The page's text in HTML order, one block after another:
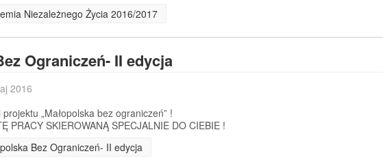
Niezależnego Życia 2016/2017
Ograniczeń- II edycja
2016
„Małopolska bez ograniczeń” !
PRACY SKIEROWANĄ SPECJALNIE DO CIEBIE !
Bez Ograniczeń- II edycja